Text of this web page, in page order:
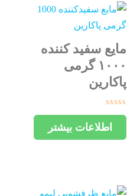
مایع سفید کننده
۱۰۰۰ گرمی
پاکارین
امتیاز
5
اطلاعات بیشتر